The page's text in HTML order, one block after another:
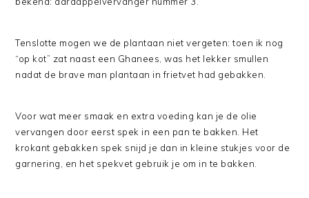
Tenslotte mogen we de plantaan niet vergeten: toen ik nog
“op kot” zat naast een Ghanees, was het lekker smullen
nadat de brave man plantaan in frietvet had gebakken.
Voor wat meer smaak en extra voeding kan je de olie
vervangen door eerst spek in een pan te bakken. Het
krokant gebakken spek snijd je dan in kleine stukjes voor de
garnering, en het spekvet gebruik je om in te bakken.